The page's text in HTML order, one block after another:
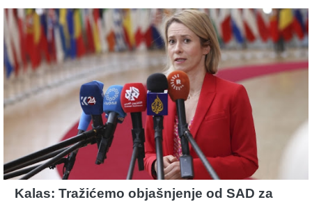
Kalas: Tražićemo objašnjenje od SAD za